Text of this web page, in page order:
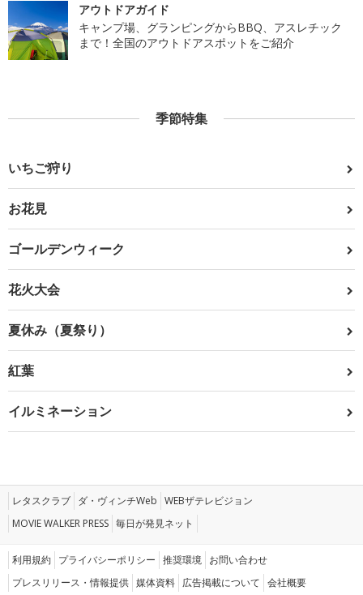
アウトドアガイド
キャンプ場、グランピングからBBQ、アスレチック
まで！全国のアウトドアスポットをご紹介
季節特集
いちご狩り
お花見
ゴールデンウィーク
花火大会
夏休み（夏祭り）
紅葉
イルミネーション
レタスクラブ ダ・ヴィンチWeb WEBザテレビジョン
MOVIE WALKER PRESS 毎日が発見ネット
利用規約 プライバシーポリシー 推奨環境 お問い合わせ
プレスリリース・情報提供 媒体資料 広告掲載について 会社概要